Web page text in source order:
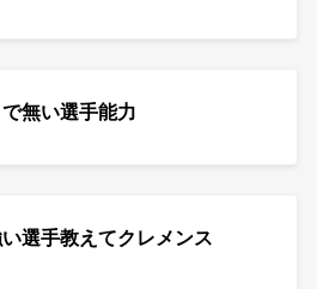
無い選手能力
選手教えてクレメンス